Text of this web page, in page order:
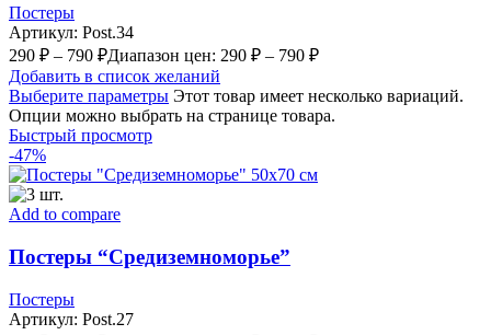
Постеры
Артикул: Post.34
290 ₽ – 790 ₽Диапазон цен: 290 ₽ – 790 ₽
Добавить в список желаний
Выберите параметры Этот товар имеет несколько вариаций.
Опции можно выбрать на странице товара.
Быстрый просмотр
-47%
Add to compare
Постеры “Средиземноморье”
Постеры
Артикул: Post.27